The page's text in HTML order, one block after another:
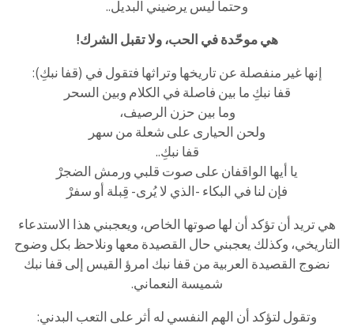
وحتما ليس يرضيني البديل..
هي موحّدة في الحب، ولا تقبل الشرك!
إنها غير منفصلة عن تاريخها وتراثها فتقول في (قفا نبكِ):
قفا نبكِ ما بين فاصلة في الكلام وبين السحر
وما بين حزن الرصيف،
ولحن الحيارى على شعلة من سهر
قفا نبكِ..
يا أيها الواقفان على صوت قلبي ورمش الضجرْ
فإن لنا في البكاء -الذي لا يُرى- قِبلة أو سفرْ
هي تريد أن تؤكد أن لها صوتها الخاص، ويعجبني هذا الاستدعاء
التاريخي، وكذلك يعجبني حال القصيدة معها ونلاحظ بكل وضوح
نضوج القصيدة العربية من قفا نبك امرؤ القيس إلى قفا نبك
شميسة النعماني.
وتقول لتؤكد أن الهم النفسي له أثر على التعب البدني: